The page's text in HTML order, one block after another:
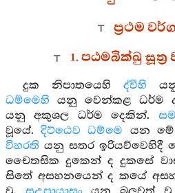
ප්‍රථම
1. පඨමබික්ඛු
දුක නිපාතයෙහිද්වීහි
ධම්මෙහි යනු වෙන්කළ ධර්ම
යනු අකුශල ධර්ම දෙකින්.
වූයේ.දිට්ඨෙව ධම්මෙ යන
විහරති යනු සතර ඉරියව්වෙහිදී
චෛතසික දුකෙන් ද දුකසේ
සිතේ අසහනයෙන් ද කයේ